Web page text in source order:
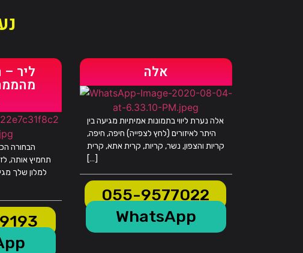
ליר –
הבחורה
תחמיץ אותה,
למלון שלך
אלה
אלה נערת ליווי בתמונות אמיתיות מגיעה בין
היתר לאיזורים (לחץ לצפייה) חיפה, חיפה,
קריות והצפון, נשר, קריות, קרית אתא, קרית
[…]
055-9577022
WhatsApp